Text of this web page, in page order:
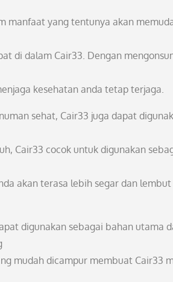
manfaat yang tentunya akan
di dalam Cair33. Dengan
kesehatan anda tetap terjaga.
sehat, Cair33 juga dapat
Cair33 cocok untuk digunakan
akan terasa lebih segar dan
digunakan sebagai bahan utama
mudah dicampur membuat Cair33